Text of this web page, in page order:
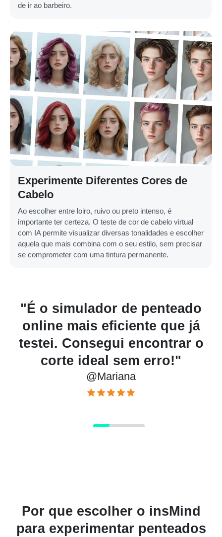
de ir ao barbeiro.
Experimente Diferentes Cores de
Cabelo
Ao escolher entre loiro, ruivo ou preto intenso, é
importante ter certeza. O teste de cor de cabelo virtual
com IA permite visualizar diversas tonalidades e escolher
aquela que mais combina com o seu estilo, sem precisar
se comprometer com uma tintura permanente.
que já
o
erro!"
Antes de ir ao
vários estilos com o
O resultado ficou
realista!
Por que escolher o insMind
para experimentar penteados